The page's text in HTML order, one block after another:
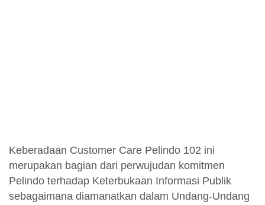
Keberadaan Customer Care Pelindo 102 ini
merupakan bagian dari perwujudan komitmen
Pelindo terhadap Keterbukaan Informasi Publik
sebagaimana diamanatkan dalam Undang-Undang